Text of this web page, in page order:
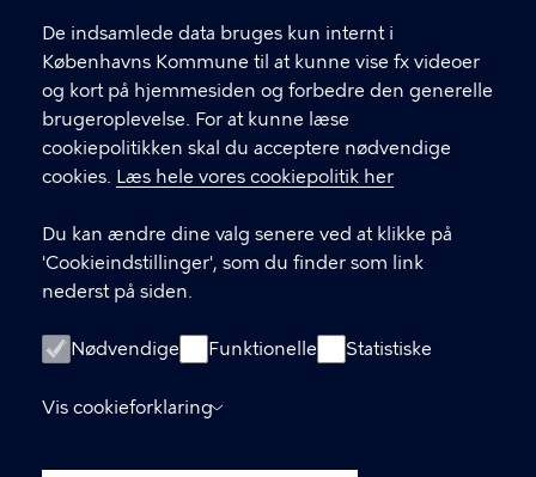
De indsamlede data bruges kun internt i
Københavns Kommune til at kunne vise fx videoer
og kort på hjemmesiden og forbedre den generelle
brugeroplevelse. For at kunne læse
cookiepolitikken skal du acceptere nødvendige
cookies. Læs hele vores cookiepolitik her
Du kan ændre dine valg senere ved at klikke på
'Cookieindstillinger', som du finder som link
nederst på siden.
Nødvendige Funktionelle Statistiske
Vis cookieforklaring
fFind andre kontakter her
CVR-nummer64942212
GENVEJE
Digital Post
Databeskyttelse
Tilgængelighedserklæring
Om hjemmesiden